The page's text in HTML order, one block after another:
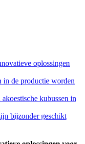
oplossingen
in de productie worden
kubussen in
bijzonder geschikt